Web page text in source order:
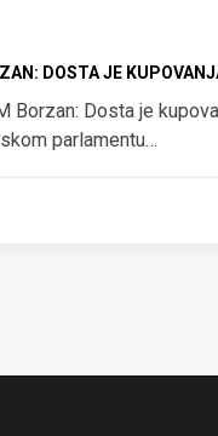
DOSTA JE
Borzan: Dosta je
parlamentu…